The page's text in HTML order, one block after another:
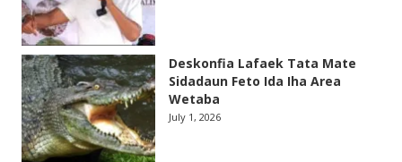
Deskonfia Lafaek Tata Mate
Sidadaun Feto Ida Iha Area
Wetaba
July 1, 2026